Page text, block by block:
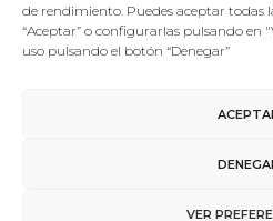
de rendimiento. Puedes aceptar todas
“Aceptar” o configurarlas pulsando en
uso pulsando el botón “Denegar”
VER
Política de